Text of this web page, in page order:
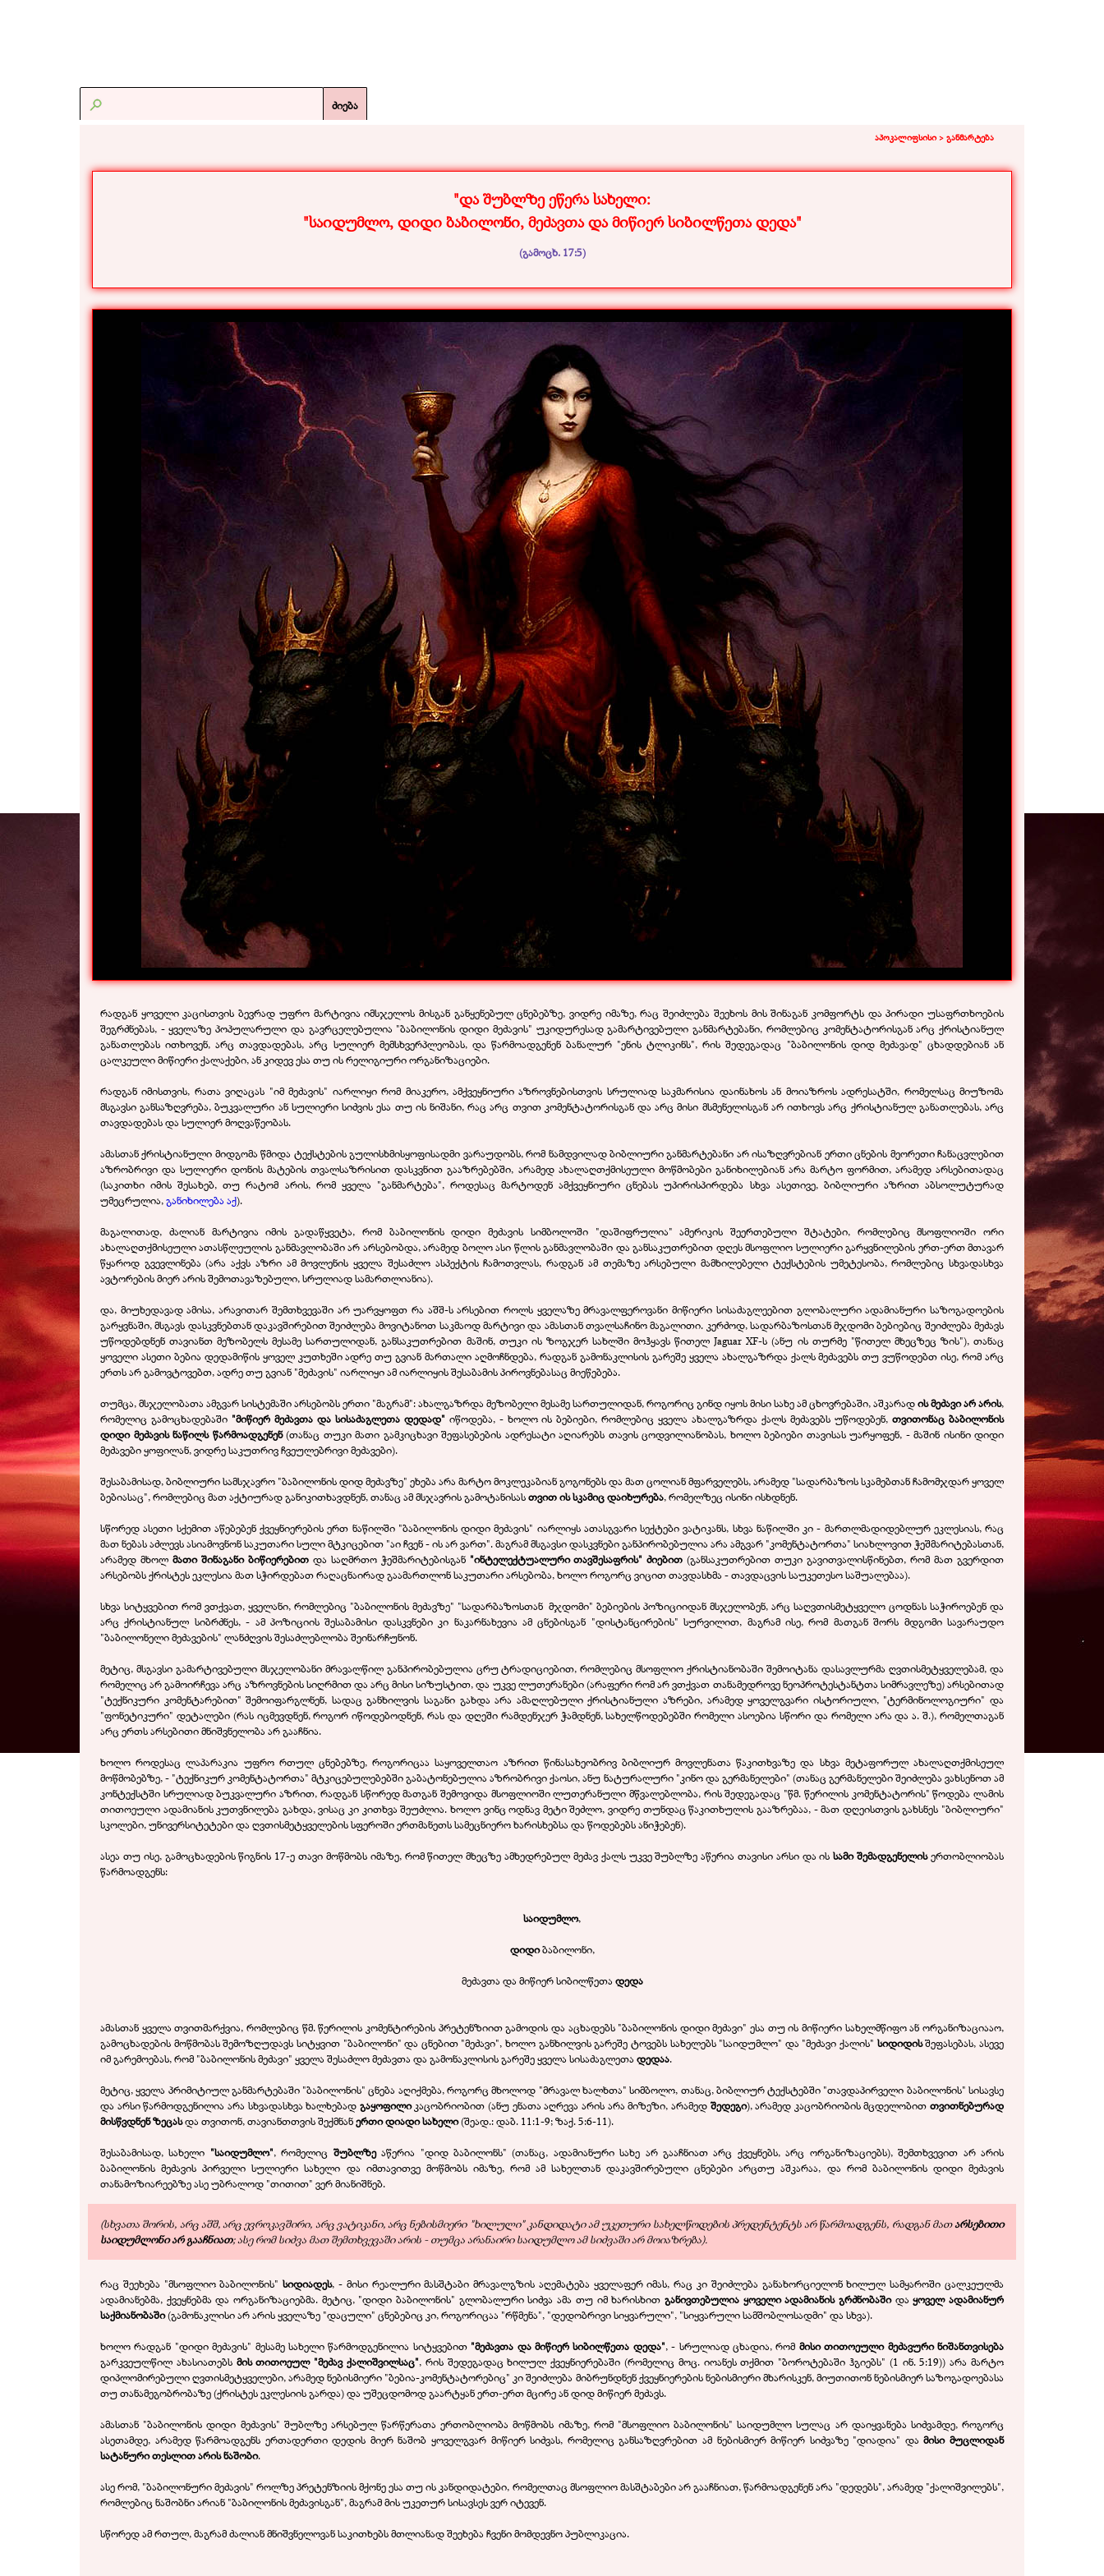
ძიება
აპოკალიფსისი > განმარტება
"და შუბლზე ეწერა სახელი:
"საიდუმლო, დიდი ბაბილონი, მეძავთა და მიწიერ სიბილწეთა დედა"
(გამოცხ. 17:5)
რადგან ყოველი კაცისთვის ბევრად უფრო მარტივია იმსჯელოს მისგან განყენებულ ცნებებზე, ვიდრე იმაზე, რაც შეიძლება შეეხოს მის შინაგან კომფორტს და პირადი უსაფრთხოების
შეგრძნებას, - ყველაზე პოპულარული და გავრცელებულია "ბაბილონის დიდი მეძავის" უკიდურესად გამარტივებული განმარტებანი, რომლებიც კომენტატორისგან არც ქრისტიანულ
განათლებას ითხოვენ, არც თავდადებას, არც სულიერ მემსხვერპლეობას, და წარმოადგენენ ბანალურ "ენის ტლიკინს", რის შედეგადაც "ბაბილონის დიდ მეძავად" ცხადდებიან ან
ცალკეული მიწიერი ქალაქები, ან კიდევ ესა თუ ის რელიგიური ორგანიზაციები.
რადგან იმისთვის, რათა ვიღაცას "იმ მეძავის" იარლიყი რომ მიაკერო, ამქვეყნიური აზროვნებისთვის სრულიად საკმარისია დაინახოს ან მოიაზროს ადრესატში, რომელსაც მიუზომა
მსგავსი განსაზღვრება, ბუკვალური ან სულიერი სიძვის ესა თუ ის ნიშანი, რაც არც თვით კომენტატორისგან და არც მისი მსმენელისგან არ ითხოვს არც ქრისტიანულ განათლებას, არც
თავდადებას და სულიერ მოღვაწეობას.
ამასთან ქრისტიანული მიდგომა წმიდა ტექსტების გულისხმისყოფისადმი ვარაუდობს, რომ ნამდვილად ბიბლიური განმარტებანი არ ისაზღვრებიან ერთი ცნების მეორეთი ჩანაცვლებით
აზრობრივი და სულიერი დონის მატების თვალსაზრისით დასკვნით გააზრებებში, არამედ ახალაღთქმისეული მოწმობები განიხილებიან არა მარტო ფორმით, არამედ არსებითადაც
(საკითხი იმის შესახებ, თუ რატომ არის, რომ ყველა "განმარტება", როდესაც მარტოდენ ამქვეყნიური ცნებას უპირისპირდება სხვა ასეთივე, ბიბლიური აზრით აბსოლუტურად
უმეცრულია,განიხილება აქ).
მაგალითად, ძალიან მარტივია იმის გადაწყვეტა, რომ ბაბილონის დიდი მეძავის სიმბოლოში "დაშიფრულია" ამერიკის შეერთებული შტატები, რომლებიც მსოფლიოში ორი
ახალაღთქმისეული ათასწლეულის განმავლობაში არ არსებობდა, არამედ ბოლო ასი წლის განმავლობაში და განსაკუთრებით დღეს მსოფლიო სულიერი გარყვნილების ერთ-ერთ მთავარ
წყაროდ გვევლინება (არა აქვს აზრი ამ მოვლენის ყველა შესაძლო ასპექტის ჩამოთვლას, რადგან ამ თემაზე არსებული მამხილებელი ტექსტების უმეტესობა, რომლებიც სხვადასხვა
ავტორების მიერ არის შემოთავაზებული, სრულიად სამართლიანია).
და, მიუხედავად ამისა, არავითარ შემთხვევაში არ უარვყოფთ რა აშშ-ს არსებით როლს ყველაზე მრავალფეროვანი მიწიერი სისაძაგლეებით გლობალური ადამიანური საზოგადოების
გარყვნაში, მსგავს დასკვნებთან დაკავშირებით შეიძლება მოვიტანოთ საკმაოდ მარტივი და ამასთან თვალსაჩინო მაგალითი. კერძოდ, სადარბაზოსთან მჯდომი ბებიებიც შეიძლება მეძავს
უწოდებდნენ თავიანთ მეზობელს მესამე სართულიდან, განსაკუთრებით მაშინ, თუკი ის ზოგჯერ სახლში მოჰყავს წითელ Jaguar XF-ს (ანუ ის თურმე "წითელ მხეცზეც ზის"), თანაც
ყოველი ასეთი ბებია დედამიწის ყოველ კუთხეში ადრე თუ გვიან მართალი აღმოჩნდება, რადგან გამონაკლისის გარეშე ყველა ახალგაზრდა ქალს მეძავებს თუ ვუწოდებთ ისე, რომ არც
ერთს არ გამოვტოვებთ, ადრე თუ გვიან "მეძავის" იარლიყი ამ იარლიყის შესაბამის პიროვნებასაც მიეწებება.
თუმცა, მსჯელობათა ამგვარ სისტემაში არსებობს ერთი "მაგრამ": ახალგაზრდა მეზობელი მესამე სართულიდან, როგორიც გინდ იყოს მისი სახე ამ ცხოვრებაში, აშკარადის მეძავი არ არის,
რომელიც გამოცხადებაში "მიწიერ მეძავთა და სისაძაგლეთა დედად" იწოდება, - ხოლო ის ბებიები, რომლებიც ყველა ახალგაზრდა ქალს მეძავებს უწოდებენ,თვითონაც ბაბილონის
დიდი მეძავის ნაწილს წარმოადგენენ(თანაც თუკი მათი გამკიცხავი შეფასებების ადრესატი აღიარებს თავის ცოდვილიანობას, ხოლო ბებიები თავისას უარყოფენ, - მაშინ ისინი დიდი
მეძავები ყოფილან, ვიდრე საკუთრივ ჩვეულებრივი მეძავები).
შესაბამისად, ბიბლიური სამსჯავრო "ბაბილონის დიდ მეძავზე" ეხება არა მარტო მოკლეკაბიან გოგონებს და მათ ცოლიან მფარველებს, არამედ "სადარბაზოს სკამებთან ჩამომჯდარ ყოველ
ბებიასაც", რომლებიც მათ აქტიურად განიკითხავდნენ, თანაც ამ მსჯავრის გამოტანისასთვით ის სკამიც დაიხურება, რომელზეც ისინი ისხდნენ.
სწორედ ასეთი სქემით აწებებენ ქვეყნიერების ერთ ნაწილში "ბაბილონის დიდი მეძავის" იარლიყს ათასგვარი სექტები ვატიკანს, სხვა ნაწილში კი - მართლმადიდებლურ ეკლესიას, რაც
მათ ნებას აძლევს ასიამოვნონ საკუთარი სული მტკიცებით "აი ჩვენ - ის არ ვართ". მაგრამ მსგავსი დასკვნები განპირობებულია არა ამგვარ "კომენტატორთა" სიახლოვით ჭეშმარიტებასთან,
არამედ მხოლ მათი შინაგანი ბიწიერებითდა საღმრთო ჭეშმარიტებისგან "ინტელექტუალური თავშესაფრის" ძიებით (განსაკუთრებით თუკი გავითვალისწინებთ, რომ მათ გვერდით
არსებობს ქრისტეს ეკლესია მათ სჭირდებათ რაღაცნაირად გაამართლონ საკუთარი არსებობა, ხოლო როგორც ვიცით თავდასხმა - თავდაცვის საუკეთესო საშუალებაა).
სხვა სიტყვებით რომ ვთქვათ, ყველანი, რომლებიც "ბაბილონის მეძავზე" "სადარბაზოსთან მჯდომი" ბებიების პოზიციიდან მსჯელობენ, არც საღვთისმეტყველო ცოდნას საჭიროებენ და
არც ქრისტიანულ სიბრძნეს, - ამ პოზიციის შესაბამისი დასკვნები კი ნაკარნახევია ამ ცნებისგან "დისტანცირების" სურვილით, მაგრამ ისე, რომ მათგან შორს მდგომი სავარაუდო
"ბაბილონელი მეძავების" ლანძღვის შესაძლებლობა შეინარჩუნონ.
მეტიც, მსგავსი გამარტივებული მსჯელობანი მრავალწილ განპირობებულია ცრუ ტრადიციებით, რომლებიც მსოფლიო ქრისტიანობაში შემოიტანა დასავლურმა ღვთისმეტყველებამ, და
რომელიც არ გამოირჩევა არც აზროვნების სიღრმით და არც მისი სიზუსტით, და უკვე ლუთერანები (არაფერი რომ არ ვთქვათ თანამედროვე ნეოპროტესტანტთა სიმრავლეზე) არსებითად
"ტექნიკური კომენტარებით" შემოიფარგლნენ, სადაც განხილვის საგანი გახდა არა ამაღლებული ქრისტიანული აზრები, არამედ ყოველგვარი ისტორიული, "ტერმინოლოგიური" და
"ფონეტიკური" დეტალები (რას იცმევდნენ, როგორ იწოდებოდნენ, რას და დღეში რამდენჯერ ჭამდნენ, სახელწოდებებში რომელი ასოებია სწორი და რომელი არა და ა. შ.), რომელთაგან
არც ერთს არსებითი მნიშვნელობა არ გააჩნია.
ხოლო როდესაც ლაპარაკია უფრო რთულ ცნებებზე, როგორიცაა საყოველთაო აზრით წინასახეობრივ ბიბლიურ მოვლენათა წაკითხვაზე და სხვა მეტაფორულ ახალაღთქმისეულ
მოწმობებზე, - "ტექნიკურ კომენტატორთა" მტკიცებულებებში გაბატონებულია აზრობრივი ქაოსი, ანუ ნატურალური "კინო და გერმანელები" (თანაც გერმანელები შეიძლება ვახსენოთ ამ
კონტექსტში სრულიად ბუკვალური აზრით, რადგან სწორედ მათგან შემოვიდა მსოფლიოში ლუთერანული მწვალებლობა, რის შედეგადაც "წმ. წერილის კომენტატორის" წოდება ლამის
თითოეული ადამიანის კუთვნილება გახდა, ვისაც კი კითხვა შეუძლია. ხოლო ვინც ოდნავ მეტი შეძლო, ვიდრე თუნდაც წაკითხულის გააზრებაა, - მათ დღეისთვის გახსნეს "ბიბლიური"
სკოლები, უნივერსიტეტები და ღვთისმეტყველების სფეროში ერთმანეთს სამეცნიერო ხარისხებსა და წოდებებს ანიჭებენ).
ასეა თუ ისე, გამოცხადების წიგნის 17-ე თავი მოწმობს იმაზე, რომ წითელ მხეცზე ამხედრებულ მეძავ ქალს უკვე შუბლზე აწერია თავისი არსი და ისსამი შემადგენელისერთობლიობას
წარმოადგენს:
საიდუმლო,
დიდიბაბილონი,
მეძავთა და მიწიერ სიბილწეთა დედა
ამასთან ყველა თვითმარქვია, რომლებიც წმ. წერილის კომენტირების პრეტენზიით გამოდის და აცხადებს "ბაბილონის დიდი მეძავი" ესა თუ ის მიწიერი სახელმწიფო ან ორგანიზაციააო,
გამოცხადების მოწმობას შემოზღუდავს სიტყვით "ბაბილონი" და ცნებით "მეძავი", ხოლო განხილვის გარეშე ტოვებს სახელებს "საიდუმლო" და "მეძავი ქალის" სიდიდისშეფასებას, ასევე
იმ გარემოებას, რომ "ბაბილონის მეძავი" ყველა შესაძლო მეძავთა და გამონაკლისის გარეშე ყველა სისაძაგლეთა დედაა.
მეტიც, ყველა პრიმიტიულ განმარტებაში "ბაბილონის" ცნება აღიქმება, როგორც მხოლოდ "მრავალ ხალხთა" სიმბოლო, თანაც, ბიბლიურ ტექსტებში "თავდაპირველი ბაბილონის" სისავსე
და არსი წარმოდგენილია არა სხვადასხვა ხალხებად გაყოფილი კაცობრიობით (ანუ ენათა აღრევა არის არა მიზეზი, არამედ შედეგი), არამედ კაცობრიობის მცდელობითთვითნებურად
მისწვდნენ ზეცასდა თვითონ, თავიანთთვის შექმნანერთი დიადი სახელი(შეად.: დაბ. 11:1-9; ზაქ. 5:6-11).
შესაბამისად, სახელი "საიდუმლო", რომელიც შუბლზეაწერია "დიდ ბაბილონს" (თანაც, ადამიანური სახე არ გააჩნიათ არც ქვეყნებს, არც ორგანიზაციებს), შემთხვევით არ არის
ბაბილონის მეძავის პირველი სულიერი სახელი და იმთავითვე მოწმობს იმაზე, რომ ამ სახელთან დაკავშირებული ცნებები არცთუ აშკარაა, და რომ ბაბილონის დიდი მეძავის
თანამოზიარეებზე ასე უბრალოდ "თითით" ვერ მიანიშნებ.
(სხვათა შორის, არც აშშ, არც ევროკავშირი, არც ვატიკანი, არც ნებისმიერი "ხილული" კანდიდატი ამ უკეთური სახელწოდების პრედენტენტს არ წარმოადგენს, რადგან მათარსებითი
საიდუმლონიარ გააჩნიათ; ასე რომ სიძვა მათ შემთხვევაში არის - თუმცა არანაირი საიდუმლო ამ სიძვაში არ მოიაზრება).
რაც შეეხება "მსოფლიო ბაბილონის"სიდიადეს, - მისი რეალური მასშტაბი მრავალგზის აღემატება ყველაფერ იმას, რაც კი შეიძლება განახორციელონ ხილულ სამყაროში ცალკეულმა
ადამიანებმა, ქვეყნებმა და ორგანიზაციებმა. მეტიც, "დიდი ბაბილონის" გლობალური სიძვა ამა თუ იმ ხარისხით განივთებულია ყოველი ადამიანის გრძნობაშიდაყოველ ადამიანურ
საქმიანობაში(გამონაკლისი არ არის ყველაზე "დაცული" ცნებებიც კი, როგორიცაა "რწმენა", "დედობრივი სიყვარული", "სიყვარული სამშობლოსადმი" და სხვა).
ხოლო რადგან "დიდი მეძავის" მესამე სახელი წარმოდგენილია სიტყვებით "მეძავთა და მიწიერ სიბილწეთა დედა", - სრულიად ცხადია, რომ მისი თითოეული მეძავური ნიშანთვისება
გარკვეულწილ ახასიათებს მის თითოეულ "მეძავ ქალიშვილსაც", რის შედეგადაც ხილულ ქვეყნიერებაში (რომელიც მოც. იოანეს თქმით "ბოროტებაში ჰგიებს" (1 ინ. 5:19)) არა მარტო
დიპლომირებული ღვთისმეტყველები, არამედ ნებისმიერი "ბებია-კომენტატორებიც" კი შეიძლება მიბრუნდნენ ქვეყნიერების ნებისმიერი მხარისკენ, მიუთითონ ნებისმიერ საზოგადოებასა
თუ თანამეგობრობაზე (ქრისტეს ეკლესიის გარდა) და უშეცდომოდ გაარტყან ერთ-ერთ მცირე ან დიდ მიწიერ მეძავს.
ამასთან "ბაბილონის დიდი მეძავის" შუბლზე არსებულ წარწერათა ერთობლიობა მოწმობს იმაზე, რომ "მსოფლიო ბაბილონის" საიდუმლო სულაც არ დაიყვანება სიძვამდე, როგორც
ასეთამდე, არამედ წარმოადგენს ერთადერთი დედის მიერ ნაშობ ყოველგვარ მიწიერ სიძვას, რომელიც განსაზღვრებით ამ ნებისმიერ მიწიერ სიძვაზე "დიადია" დამისი მუცლიდან
სატანური თესლით არის ნაშობი.
ასე რომ, "ბაბილონური მეძავის" როლზე პრეტენზიის მქონე ესა თუ ის კანდიდატები, რომელთაც მსოფლიო მასშტაბები არ გააჩნიათ, წარმოადგენენ არა "დედებს", არამედ "ქალიშვილებს",
რომლებიც ნაშობნი არიან "ბაბილონის მეძავისგან", მაგრამ მის უკეთურ სისავსეს ვერ იტევენ.
სწორედ ამ რთულ, მაგრამ ძალიან მნიშვნელოვან საკითხებს მთლიანად შეეხება ჩვენი მომდევნო პუბლიკაცია.